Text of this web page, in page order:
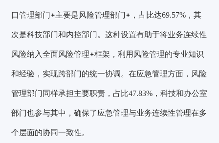
口管理部门 主要是风险管理部门 ，占比达69.57%，其
次是科技部门和内控部门。这种设置有助于将业务连续性
风险纳入全面风险管理 框架，利用风险管理的专业知识
和经验，实现跨部门的统一协调。在应急管理方面，风险
管理部门同样承担主要职责，占比47.83%，科技和办公室
部门也参与其中，确保了应急管理与业务连续性管理在多
个层面的协同一致性。